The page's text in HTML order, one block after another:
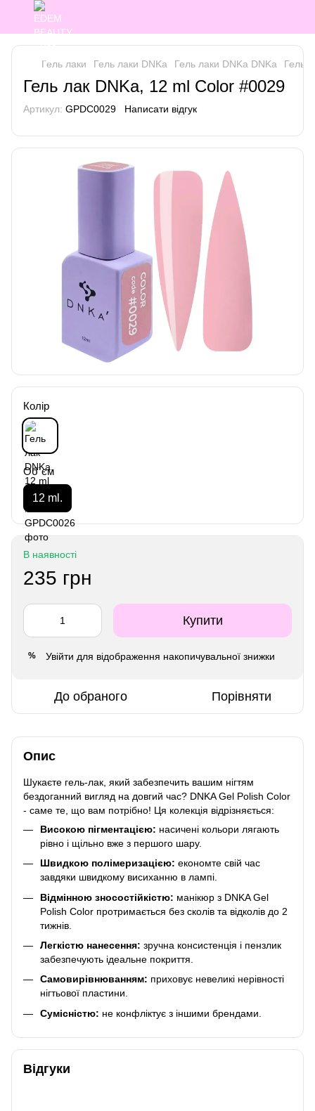
Гель лаки Гель лаки DNKa Гель лаки DNKa DNKa Гель
Гель лак DNKa, 12 ml Color #0029
Артикул: GPDC0029 Написати відгук
Колір
Об`єм
12 ml.
В наявності
235 грн
Купити
% Увійти для відображення накопичувальної знижки
До обраного Порівняти
Опис
Шукаєте гель-лак, який забезпечить вашим нігтям
бездоганний вигляд на довгий час? DNKA Gel Polish Color
- саме те, що вам потрібно! Ця колекція відрізняється:
Високою пігментацією: насичені кольори лягають
рівно і щільно вже з першого шару.
Швидкою полімеризацією: економте свій час
завдяки швидкому висиханню в лампі.
Відмінною зносостійкістю: манікюр з DNKA Gel
Polish Color протримається без сколів та відколів до 2
тижнів.
Легкістю нанесення: зручна консистенція і пензлик
забезпечують ідеальне покриття.
Самовирівнюванням: приховує невеликі нерівності
нігтьової пластини.
Сумісністю: не конфліктує з іншими брендами.
Відгуки